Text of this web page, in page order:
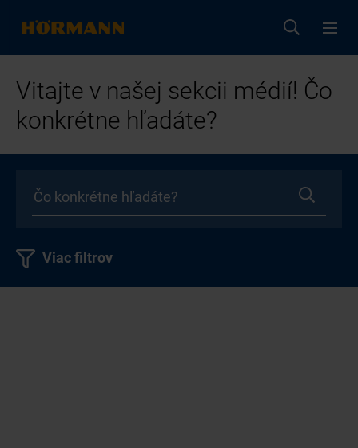
Vitajte v našej sekcii médií! Čo
konkrétne hľadáte?
Viac filtrov